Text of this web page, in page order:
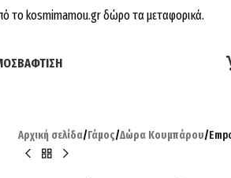
το kosmimamou.gr δώρο τα μεταφορικά.
ΒΆΦΤΙΣΗ
Αρχική σελίδα/Γάμος/Δώρα Κουμπάρου/